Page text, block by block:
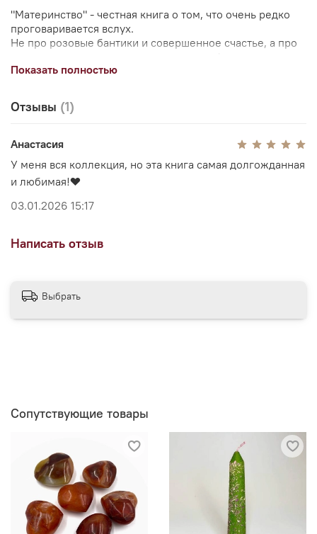
"Материнство" - честная книга о том, что очень редко
проговаривается вслух.
Не про розовые бантики и совершенное счастье, а про
которую проживает каждая женщина, становясь
Эта книга разрушает мифы и возвращает к опоре
Она - о реальности. О боли, но и о силе и любви,
Показать полностью
Отзывы (1)
Анастасия
У меня вся коллекция, но эта книга самая долгожданная
и любимая!❤️
03.01.2026 15:17
Написать отзыв
Выбрать
Сопутствующие товары